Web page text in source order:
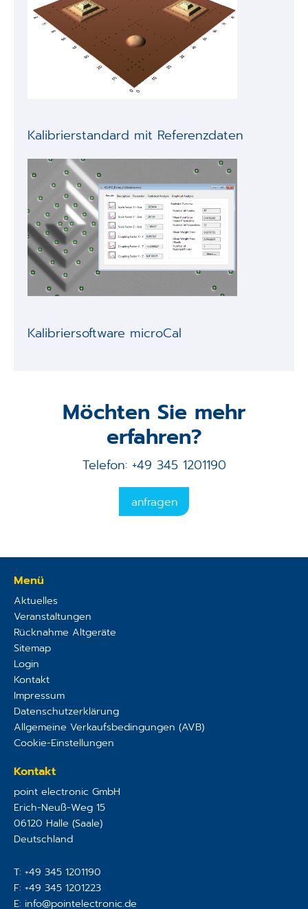
Kalibrierstandard mit Referenzdaten
Kalibriersoftware microCal
Möchten Sie mehr
erfahren?
Telefon: +49 345 1201190
anfragen
Menü
Aktuelles
Veranstaltungen
Rücknahme Altgeräte
Sitemap
Login
Kontakt
Impressum
Datenschutzerklärung
Allgemeine Verkaufsbedingungen (AVB)
Cookie-Einstellungen
Kontakt
point electronic GmbH
Erich-Neuß-Weg 15
06120 Halle (Saale)
Deutschland
T: +49 345 1201190
F: +49 345 1201223
E: info@pointelectronic.de